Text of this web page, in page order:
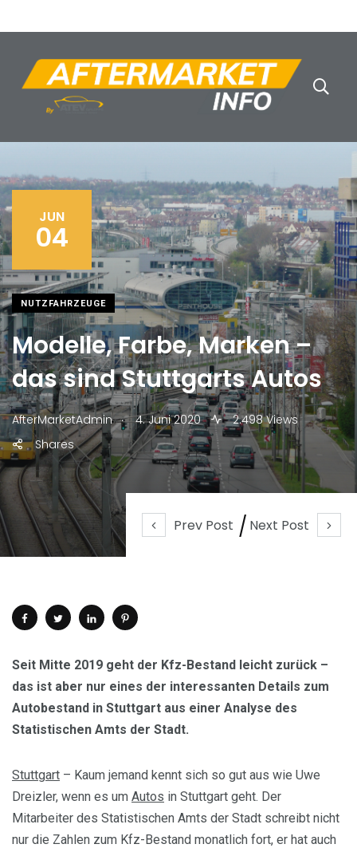
Prev Post Next Post
JUN
04
NUTZFAHRZEUGE
Modelle, Farbe, Marken –
das sind Stuttgarts Autos
AfterMarketAdmin . 4. Juni 2020
2.498 Views
Shares
Seit Mitte 2019 geht der Kfz-Bestand leicht zurück –
das ist aber nur eines der interessanten Details zum
Autobestand in Stuttgart aus einer Analyse des
Statistischen Amts der Stadt.
Stuttgart – Kaum jemand kennt sich so gut aus wie Uwe
Dreizler, wenn es um Autos in Stuttgart geht. Der
Mitarbeiter des Statistischen Amts der Stadt schreibt nicht
nur die Zahlen zum Kfz-Bestand monatlich fort, er hat auch